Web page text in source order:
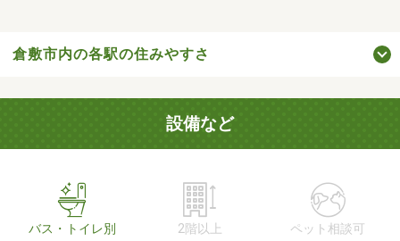
倉敷市内の各駅の住みやすさ
設備など
バス・トイレ別 2階以上 ペット相談可